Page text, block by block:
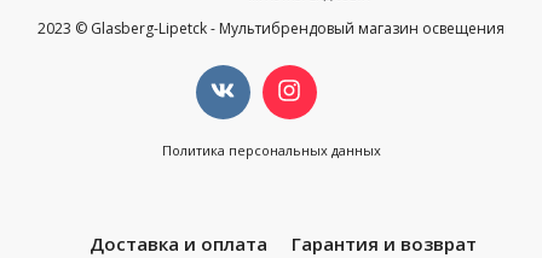
2023 © Glasberg-Lipetck - Мультибрендовый магазин освещения
Политика персональных данных
Доставка и оплата
Гарантия и возврат